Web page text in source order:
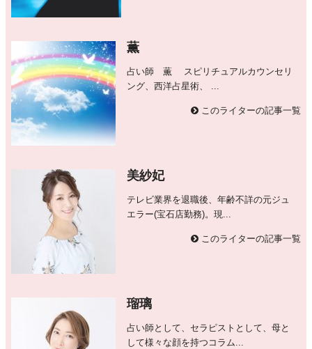
薫
占い師 薫 スピリチュアルカウンセリ
ング、西洋占星術、 ...
このライターの記事一覧
美紗妃
テレビ業界を退職後、年齢不詳の元ジュ
エラー(宝石店勤務)。現...
このライターの記事一覧
瑠璃
占い師として、セラピストとして、母と
して様々な顔を持つコラム...